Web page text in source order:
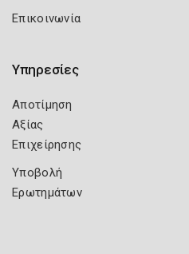
Επικοινωνία
Υπηρεσίες
Αποτίμηση
Αξίας
Επιχείρησης
Υποβολή
Ερωτημάτων